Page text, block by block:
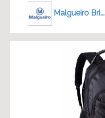
Malgueiro Bri...